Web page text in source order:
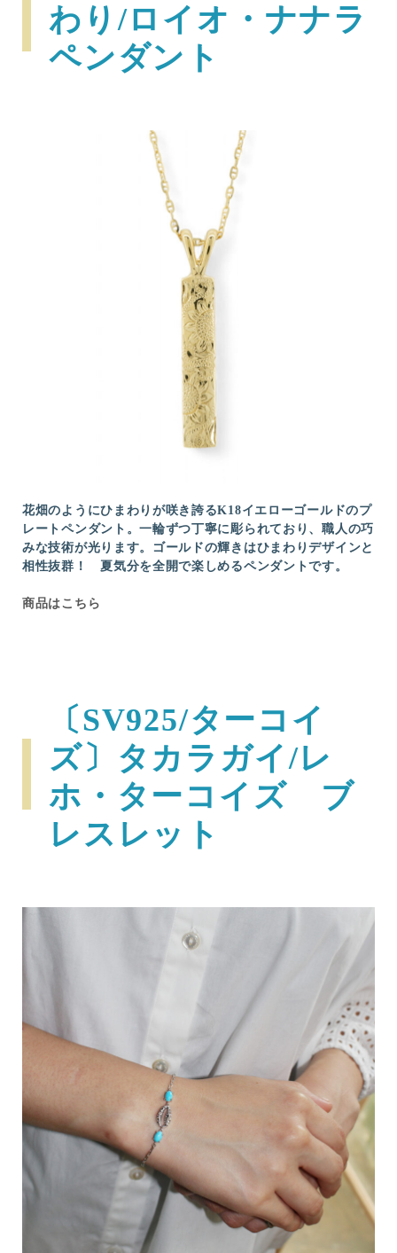
わり/ロイオ・ナナラ
ペンダント
花畑のようにひまわりが咲き誇るK18イエローゴールドのプ
レートペンダント。一輪ずつ丁寧に彫られており、職人の巧
みな技術が光ります。ゴールドの輝きはひまわりデザインと
相性抜群！ 夏気分を全開で楽しめるペンダントです。
商品はこちら
〔SV925/ターコイ
ズ〕タカラガイ/レ
ホ・ターコイズ ブ
レスレット